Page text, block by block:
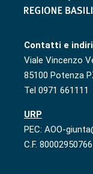
Contatti e
Viale Vincenzo
85100 Potenza
Tel 0971 661111
URP
PEC: AOO-
C.F. 80002950766